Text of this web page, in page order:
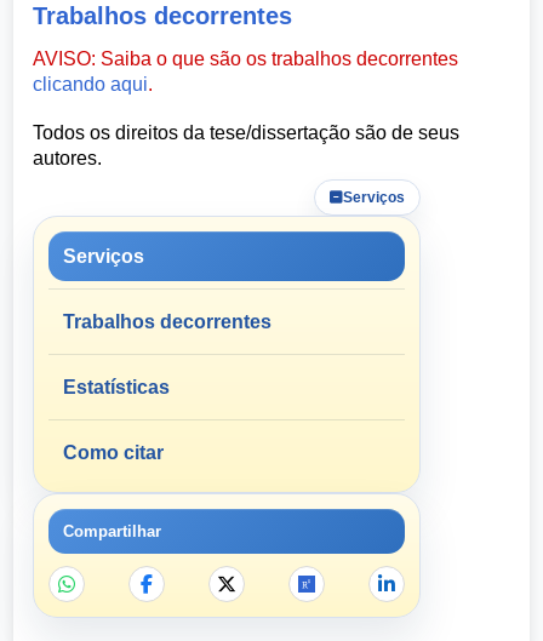
Trabalhos decorrentes
AVISO: Saiba o que são os trabalhos decorrentes
clicando aqui.
Todos os direitos da tese/dissertação são de seus
autores.
Serviços
Serviços
Trabalhos decorrentes
Estatísticas
Como citar
Compartilhar